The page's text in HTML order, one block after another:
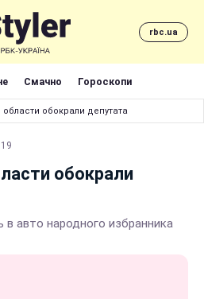
rbc.ua
Смачно Гороскопи
обокрали депутата
обокрали
авто народного избранника